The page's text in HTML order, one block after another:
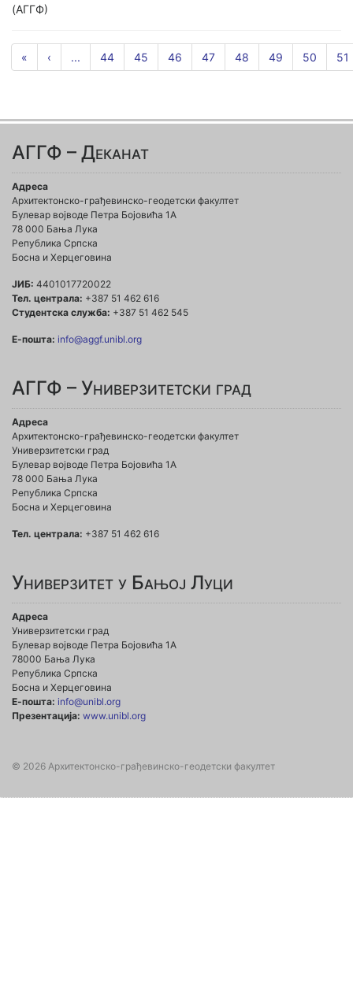
(АГГФ)
« ‹ ... 44 45 46 47 48 49 50 51
АГГФ – Деканат
Адреса
Архитектонско-грађевинско-геодетски факултет
Булевар војводе Петра Бојовића 1A
78 000 Бања Лука
Република Српска
Босна и Херцеговина
ЈИБ: 4401017720022
Тел. централа: +387 51 462 616
Студентска служба: +387 51 462 545
Е-пошта: info@aggf.unibl.org
АГГФ – Универзитетски град
Адреса
Архитектонско-грађевинско-геодетски факултет
Универзитетски град
Булевар војводе Петра Бојовића 1A
78 000 Бања Лука
Република Српска
Босна и Херцеговина
Тел. централа: +387 51 462 616
Универзитет у Бањој Луци
Адреса
Универзитетски град
Булевар војводе Петра Бојовића 1А
78000 Бања Лука
Република Српска
Босна и Херцеговина
Е-пошта: info@unibl.org
Презентација: www.unibl.org
© 2026 Архитектонско-грађевинско-геодетски факултет